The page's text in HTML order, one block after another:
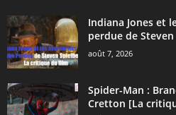
Indiana Jones et
perdue de
août 7, 2026
Spider-Man :
Cretton [La